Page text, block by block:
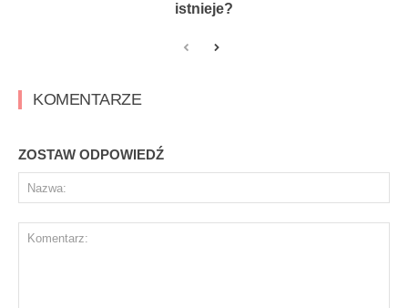
istnieje?
KOMENTARZE
ZOSTAW ODPOWIEDŹ